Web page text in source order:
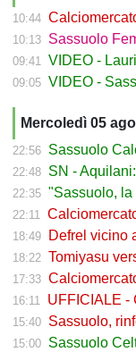
10:44 Calciomercato
10:13 Sassuolo
09:41 VIDEO -
09:05 VIDEO -
Mercoledì 05 ago
22:56 Sassuolo Calcio
22:48 SN - Aquilani: "Tre
22:35 "Sassuolo, la
22:11 Calciomercato
18:49 Defrel vicino alla
18:22 Tomiyasu verso
17:33 Calciomercato
16:11 UFFICIALE -
15:40 Sassuolo, rinforzi
15:00 Sassuolo Celta